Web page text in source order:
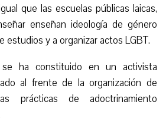
que las escuelas públicas laicas,
enseñan ideología de género
estudios y a organizar actos LGBT.
se ha constituido en un activista
al frente de la organización de
prácticas de adoctrinamiento